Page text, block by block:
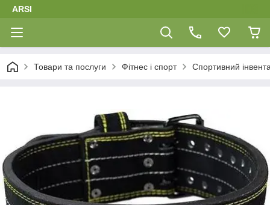
ARSI
Товари та послуги Фітнес і спорт Спортивний